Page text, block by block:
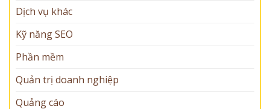
Dịch vụ khác
Kỹ năng SEO
Phần mềm
Quản trị doanh nghiệp
Quảng cáo